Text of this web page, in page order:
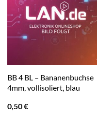
BB 4 BL – Bananenbuchse
4mm, vollisoliert, blau
0,50€